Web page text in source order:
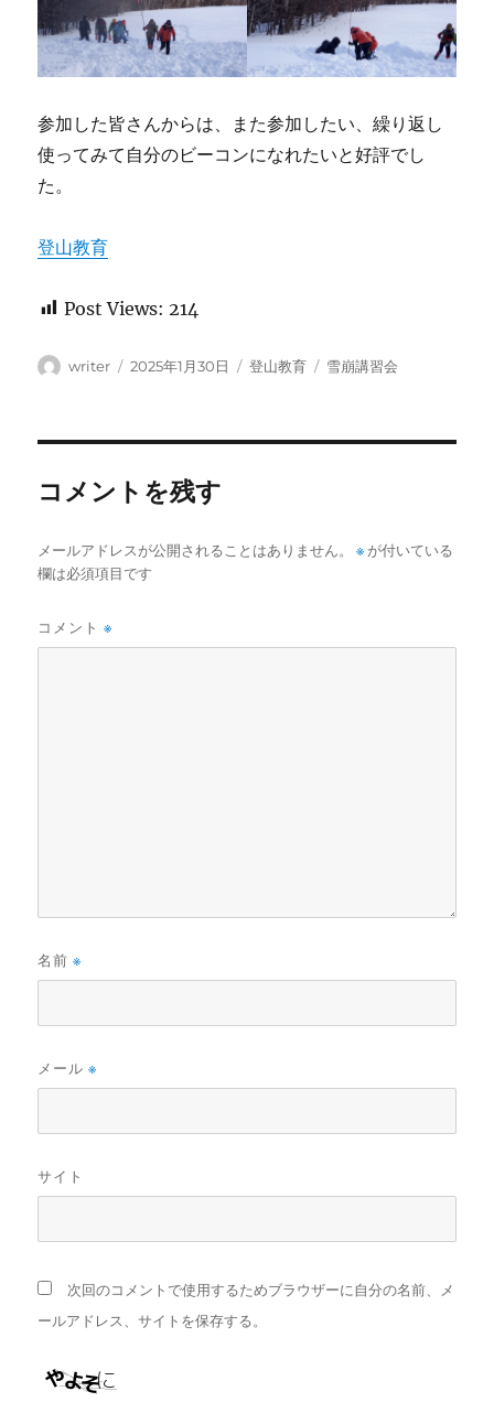
参加した皆さんからは、また参加したい、繰り返し
使ってみて自分のビーコンになれたいと好評でし
た。
登山教育
Post Views: 214
投
writer
投
2025年1月30日
カ
登山教育
タ
雪崩講習会
コメントを残す
メールアドレスが公開されることはありません。 ※ が付いている
欄は必須項目です
コメント※
名前※
メール※
サイト
次回のコメントで使用するためブラウザーに自分の名前、メ
ールアドレス、サイトを保存する。